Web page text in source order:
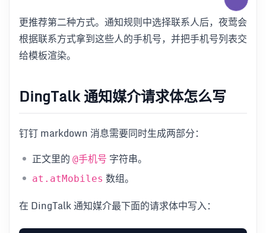
更推荐第二种方式。通知规则中选择联系人后，夜莺会
根据联系方式拿到这些人的手机号，并把手机号列表交
给模板渲染。
DingTalk 通知媒介请求体怎么写
钉钉 markdown 消息需要同时生成两部分：
正文里的 @手机号 字符串。
at.atMobiles 数组。
在 DingTalk 通知媒介最下面的请求体中写入：